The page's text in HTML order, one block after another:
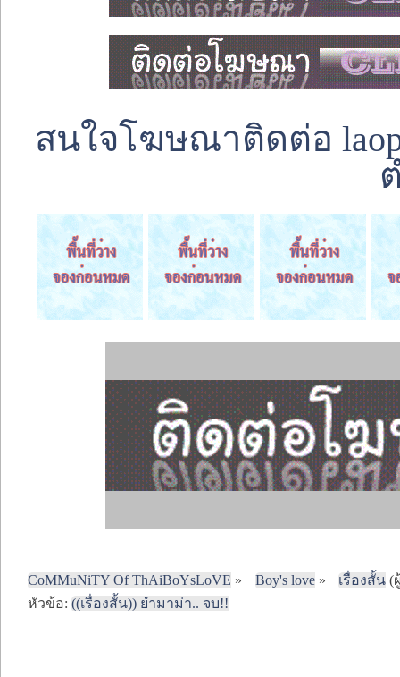
สนใจโฆษณาติดต่อ
CoMMuNiTY Of ThAiBoYsLoVE » Boy's love» เรื่องสั้น(
หัวข้อ:((เรื่องสั้น)) ยำมาม่า.. จบ!!